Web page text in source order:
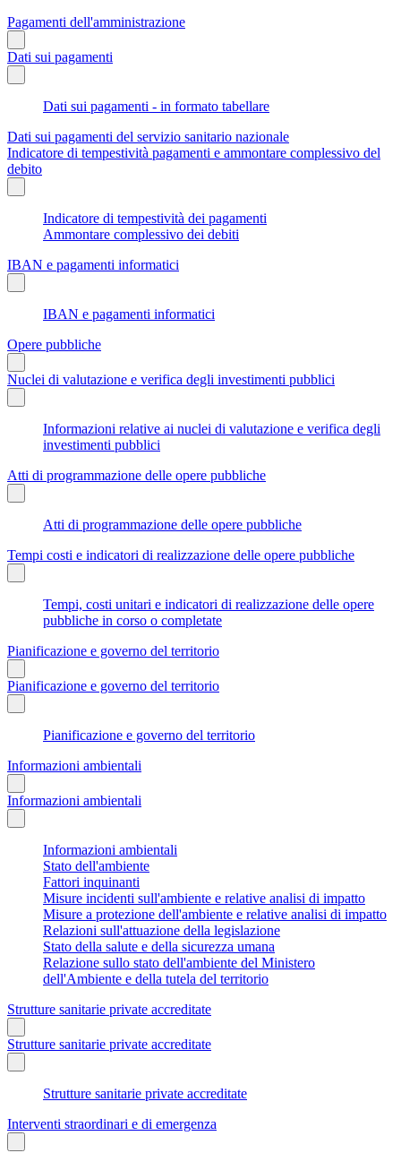
Pagamenti dell'amministrazione
Dati sui pagamenti
Dati sui pagamenti - in formato tabellare
Dati sui pagamenti del servizio sanitario nazionale
Indicatore di tempestività pagamenti e ammontare complessivo del
debito
Indicatore di tempestività dei pagamenti
Ammontare complessivo dei debiti
IBAN e pagamenti informatici
IBAN e pagamenti informatici
Opere pubbliche
Nuclei di valutazione e verifica degli investimenti pubblici
Informazioni relative ai nuclei di valutazione e verifica degli
investimenti pubblici
Atti di programmazione delle opere pubbliche
Atti di programmazione delle opere pubbliche
Tempi costi e indicatori di realizzazione delle opere pubbliche
Tempi, costi unitari e indicatori di realizzazione delle opere
pubbliche in corso o completate
Pianificazione e governo del territorio
Pianificazione e governo del territorio
Pianificazione e governo del territorio
Informazioni ambientali
Informazioni ambientali
Informazioni ambientali
Stato dell'ambiente
Fattori inquinanti
Misure incidenti sull'ambiente e relative analisi di impatto
Misure a protezione dell'ambiente e relative analisi di impatto
Relazioni sull'attuazione della legislazione
Stato della salute e della sicurezza umana
Relazione sullo stato dell'ambiente del Ministero
dell'Ambiente e della tutela del territorio
Strutture sanitarie private accreditate
Strutture sanitarie private accreditate
Strutture sanitarie private accreditate
Interventi straordinari e di emergenza